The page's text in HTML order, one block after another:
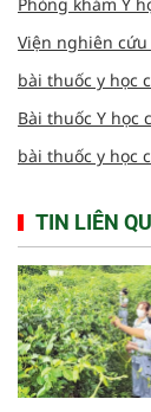
Viện nghiên cứu
bài thuốc y học
Bài thuốc Y học
bài thuốc y học
TIN LIÊN